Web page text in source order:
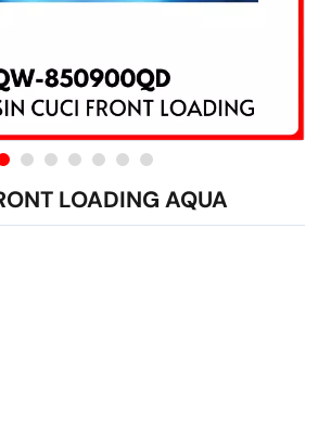
LOADING AQUA